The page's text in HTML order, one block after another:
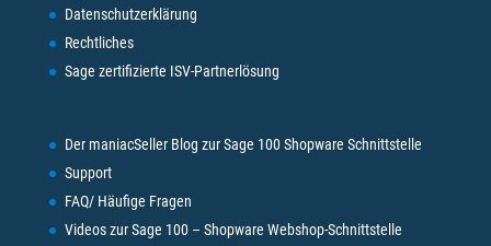
Datenschutzerklärung
Rechtliches
Sage zertifizierte ISV-Partnerlösung
Der maniacSeller Blog zur Sage 100 Shopware Schnittstelle
Support
FAQ/ Häufige Fragen
Videos zur Sage 100 – Shopware Webshop-Schnittstelle